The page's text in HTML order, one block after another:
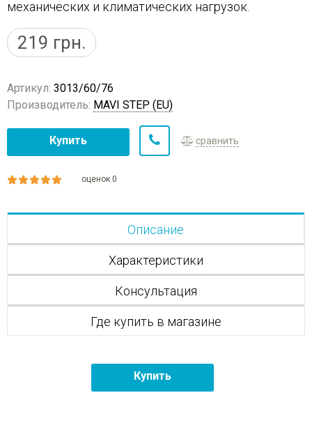
механических и климатических нагрузок.
219 грн.
Артикул: 3013/60/76
Производитель: MAVI STEP (EU)
Купить сравнить
оценок 0
Описание
Характеристики
Консультация
Где купить в магазине
Купить